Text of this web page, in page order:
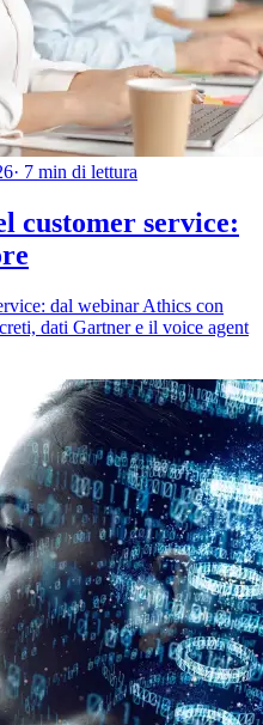
· 7 min di lettura
customer service:
dal webinar Athics con
dati Gartner e il voice agent